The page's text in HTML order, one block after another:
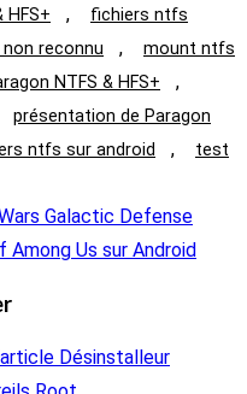
,
fichiers ntfs
reconnu ,
mount ntfs
NTFS & HFS+ ,
présentation de Paragon
ntfs sur android ,
test
Galactic Defense
Us sur Android